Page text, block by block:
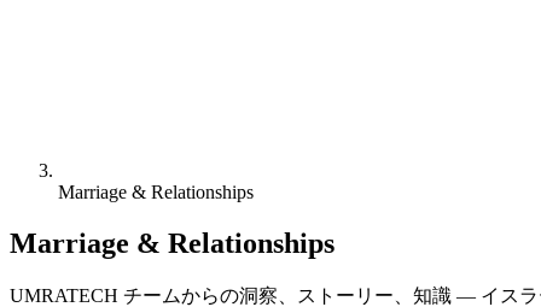
Marriage & Relationships
Marriage & Relationships
UMRATECH チームからの洞察、ストーリー、知識 — イス